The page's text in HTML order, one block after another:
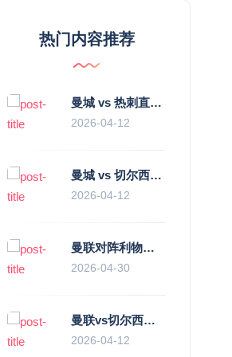
热门内容推荐
曼城 vs 热刺直播：瓜迪奥拉的“无锋阵”是天才设计还是自废武功？
2026-04-12
曼城 vs 切尔西直播复盘：瓜帅的“伪九”陷阱，如何绞杀蓝军的“三中卫”？
2026-04-12
曼联对阵利物浦，老特拉福德的红色心跳与蓝色暗涌
2026-04-30
曼联vs切尔西直播复盘：滕哈赫的“伪高位”与波切蒂诺的“无锋阵”，谁更拧巴？
2026-04-12